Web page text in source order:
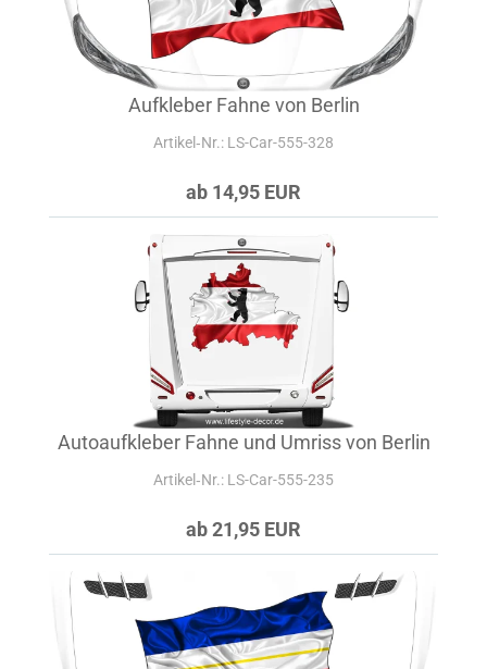
Aufkleber Fahne von Berlin
Artikel‑Nr.: LS-Car-555-328
ab 14,95 EUR
Autoaufkleber Fahne und Umriss von Berlin
Artikel‑Nr.: LS-Car-555-235
ab 21,95 EUR